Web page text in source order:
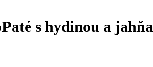
s hydinou a